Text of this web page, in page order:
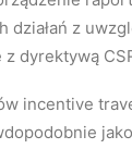
działań z
dyrektywą
incentive